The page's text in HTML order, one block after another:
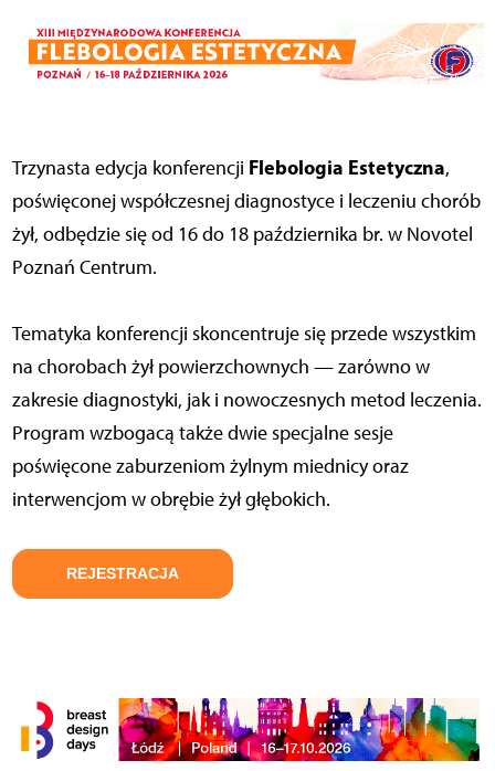
Trzynasta edycja konferencji Flebologia Estetyczna,
poświęconej współczesnej diagnostyce i leczeniu chorób
żył, odbędzie się od 16 do 18 października br. w Novotel
Poznań Centrum.
Tematyka konferencji skoncentruje się przede wszystkim
na chorobach żył powierzchownych — zarówno w
zakresie diagnostyki, jak i nowoczesnych metod leczenia.
Program wzbogacą także dwie specjalne sesje
poświęcone zaburzeniom żylnym miednicy oraz
interwencjom w obrębie żył głębokich.
REJESTRACJA